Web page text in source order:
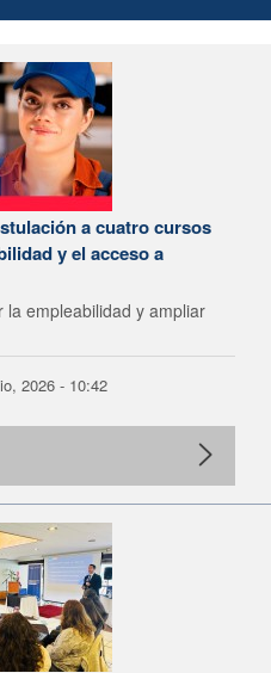
a cuatro cursos
y el acceso a
empleabilidad y ampliar
2026 - 10:42